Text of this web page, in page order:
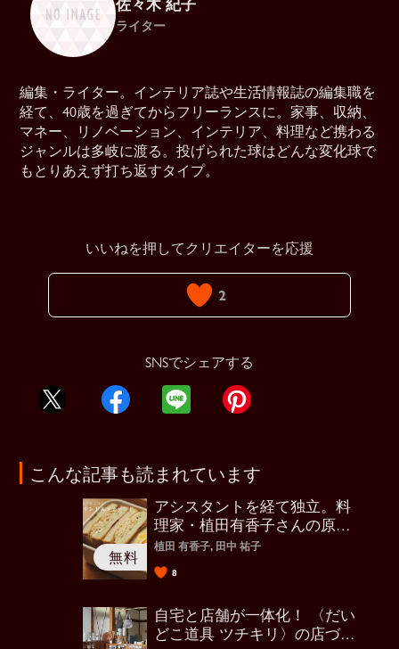
佐々木 紀子
ライター
編集・ライター。インテリア誌や生活情報誌の編集職を
経て、40歳を過ぎてからフリーランスに。家事、収納、
マネー、リノベーション、インテリア、料理など携わる
ジャンルは多岐に渡る。投げられた球はどんな変化球で
もとりあえず打ち返すタイプ。
2
いいねを押してクリエイターを応援
SNSでシェアする
こんな記事も読まれています
アシスタントを経て独立。料
理家・植田有香子さんの原点
は台所
植田 有香子, 田中 祐子
8
自宅と店舗が一体化！ 〈だい
どこ道具 ツチキリ〉の店づく